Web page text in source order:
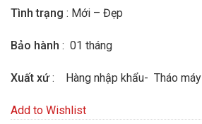
Tình trạng : Mới – Đẹp
Bảo hành : 01 tháng
Xuất xứ: Hàng nhập khẩu- Tháo máy
Add to Wishlist